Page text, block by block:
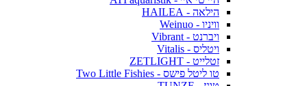
הילאה - HAILEA
וויניו - Weinuo
ויברנט - Vibrant
ויטליס - Vitalis
זטלייט - ZETLIGHT
טו ליטל פישס - Two Little Fishies